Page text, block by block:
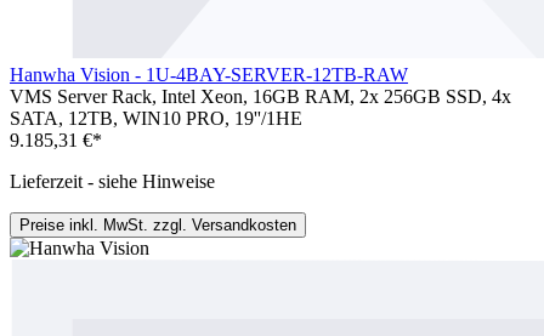
Hanwha Vision - 1U-4BAY-SERVER-12TB-RAW
VMS Server Rack, Intel Xeon, 16GB RAM, 2x 256GB SSD, 4x
SATA, 12TB, WIN10 PRO, 19''/1HE
9.185,31 €*
Lieferzeit - siehe Hinweise
Preise inkl. MwSt. zzgl. Versandkosten